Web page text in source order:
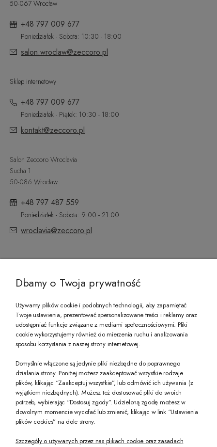
50-067 Wrocław
+48 797 009 677
Poniedziałek - Sobota: 10:30 - 18:00
salon.wroclaw@zeccoro.pl
Sklep internetowy
+48 797 009 677
Poniedziałek - Piątek: 10:30 - 18:00
kontakt@zeccoro.pl
Salon Zeccoro Wroclavia
Sucha 1
50-086 Wrocław
+48 797 487 559
Poniedziałek - Sobota: 9:00 - 21:00
wroclavia@zeccoro.pl
PREZENT DLA CIEBIE!
-10% na pierwsze zakupy na zeccoro.pl Gdy zapiszesz się do naszego
Twoje dane będą przetwarzane zgodnie z nasząpolityką prywatności
POKAŻ PEŁNĄ WERSJĘ STRONY
Dbamy o Twoja prywatność
Używamy plików cookie i podobnych technologii, aby zapamiętać
Twoje ustawienia, prezentować spersonalizowane treści i reklamy oraz
udostępniać funkcje związane z mediami społecznościowymi. Pliki
cookie wykorzystujemy również do mierzenia ruchu i analizowania
sposobu korzystania z naszej strony internetowej.
Domyślnie włączone są jedynie pliki niezbędne do poprawnego
działania strony. Poniżej możesz zaakceptować wszystkie rodzaje
plików, klikając “Zaakceptuj wszystkie”, lub odmówić ich używania (z
wyjątkiem niezbędnych). Możesz też dostosować pliki do swoich
potrzeb, wybierając “Dostosuj zgody”. Udzieloną zgodę możesz w
dowolnym momencie wycofać lub zmienić, klikając w link “Ustawienia
plików cookies” na dole strony.
Szczegóły o używanych przez nas plikach cookie oraz zasadach